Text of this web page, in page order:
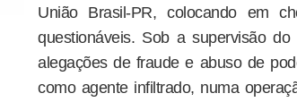
União Brasil-PR, colocando em
questionáveis. Sob a supervisão
alegações de fraude e abuso de
como agente infiltrado, numa